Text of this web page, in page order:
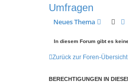
Umfragen
Neues Thema Suche
In diesem Forum gibt es
Zurück zur Foren-Übersicht
BERECHTIGUNGEN IN